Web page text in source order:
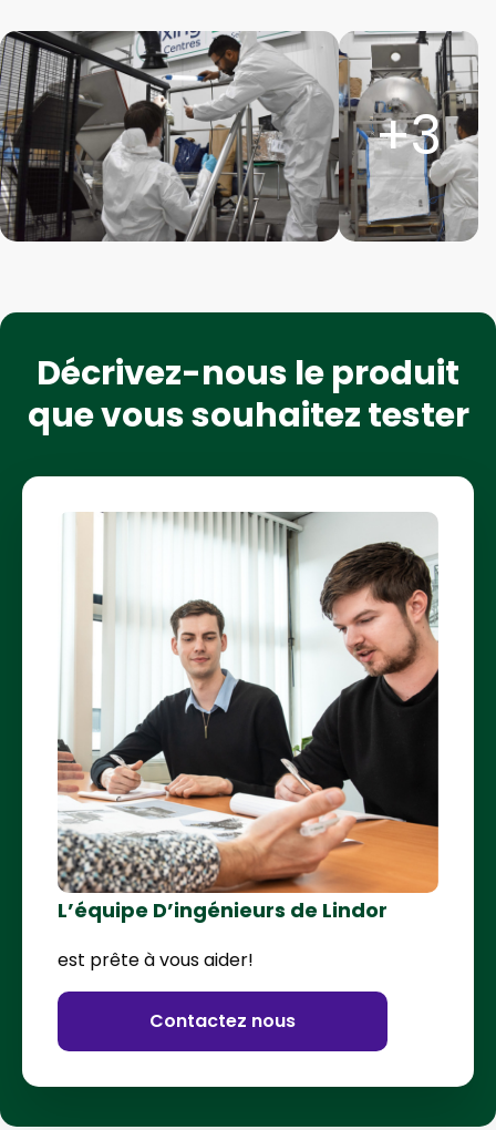
Voir
l'image
dans
la
galerie+3
Décrivez-nous le produit
que vous souhaitez tester
L’équipe D’ingénieurs de Lindor
est prête à vous aider!
Contactez nous